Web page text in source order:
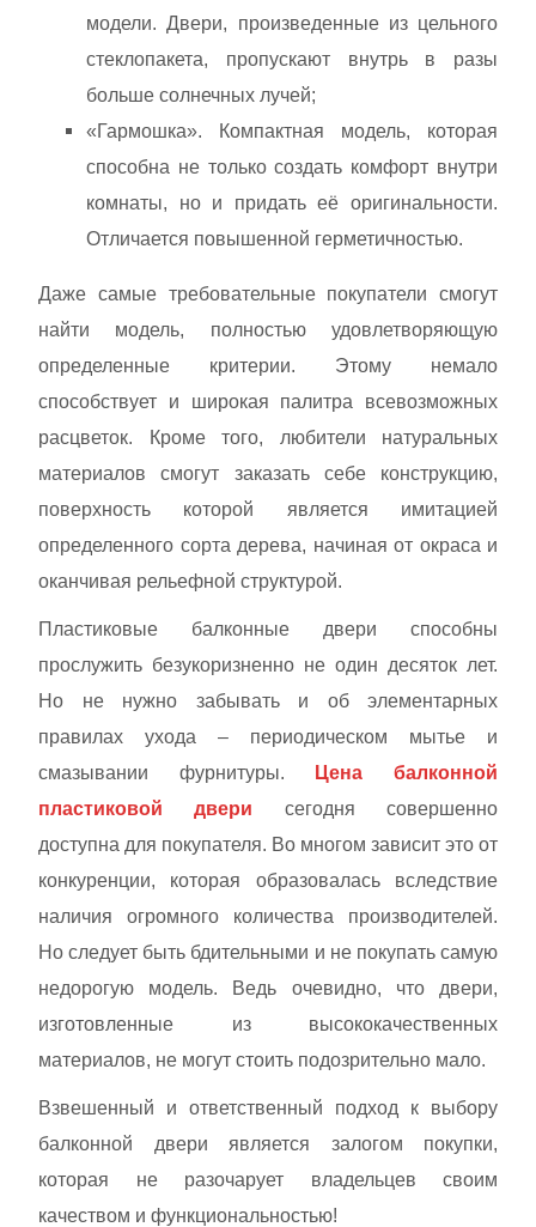
модели. Двери, произведенные из цельного
стеклопакета, пропускают внутрь в разы
больше солнечных лучей;
«Гармошка». Компактная модель, которая
способна не только создать комфорт внутри
комнаты, но и придать её оригинальности.
Отличается повышенной герметичностью.
Даже самые требовательные покупатели смогут
найти модель, полностью удовлетворяющую
определенные критерии. Этому немало
способствует и широкая палитра всевозможных
расцветок. Кроме того, любители натуральных
материалов смогут заказать себе конструкцию,
поверхность которой является имитацией
определенного сорта дерева, начиная от окраса и
оканчивая рельефной структурой.
Пластиковые балконные двери способны
прослужить безукоризненно не один десяток лет.
Но не нужно забывать и об элементарных
правилах ухода – периодическом мытье и
смазывании фурнитуры.
Цена балконной
пластиковой двери сегодня совершенно
доступна для покупателя. Во многом зависит это от
конкуренции, которая образовалась вследствие
наличия огромного количества производителей.
Но следует быть бдительными и не покупать самую
недорогую модель. Ведь очевидно, что двери,
изготовленные из высококачественных
материалов, не могут стоить подозрительно мало.
Взвешенный и ответственный подход к выбору
балконной двери является залогом покупки,
которая не разочарует владельцев своим
качеством и функциональностью!